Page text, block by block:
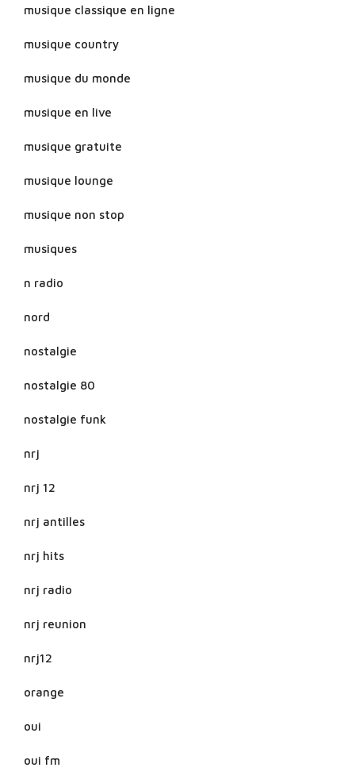
musique classique en ligne
musique country
musique du monde
musique en live
musique gratuite
musique lounge
musique non stop
musiques
n radio
nord
nostalgie
nostalgie 80
nostalgie funk
nrj
nrj 12
nrj antilles
nrj hits
nrj radio
nrj reunion
nrj12
orange
oui
oui fm